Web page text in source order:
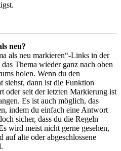
neu?
als neu markieren“-Links in der
Thema wieder ganz nach oben
holen. Wenn du den
siehst, dann ist die Funktion
oder seit der letzten Markierung ist
Es ist auch möglich, das
indem du einfach eine Antwort
sicher, dass du die Regeln
wird meist nicht gerne gesehen,
alte oder abgeschlossene